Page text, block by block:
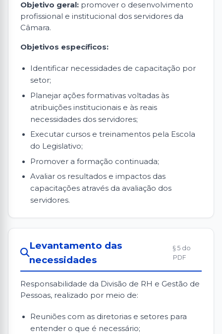
Objetivo geral: promover o desenvolvimento
profissional e institucional dos servidores da
Câmara.
Objetivos específicos:
Identificar necessidades de capacitação por
setor;
Planejar ações formativas voltadas às
atribuições institucionais e às reais
necessidades dos servidores;
Executar cursos e treinamentos pela Escola
do Legislativo;
Promover a formação continuada;
Avaliar os resultados e impactos das
capacitações através da avaliação dos
servidores.
Levantamento das
necessidades
§ 5 do
PDF
Responsabilidade da Divisão de RH e Gestão de
Pessoas, realizado por meio de:
Reuniões com as diretorias e setores para
entender o que é necessário;